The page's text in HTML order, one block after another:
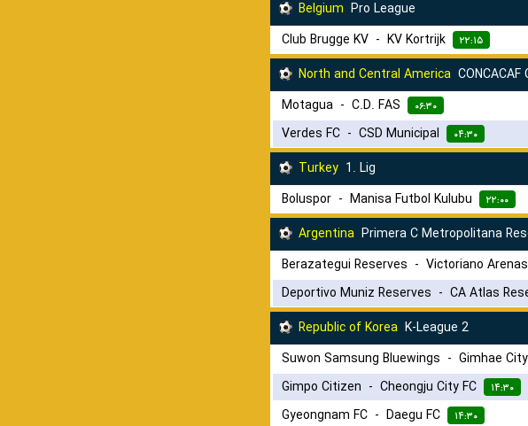
Belgium Pro League
Club Brugge KV - KV Kortrijk ۲۲:۱۵
North and Central America CONCACAF
Motagua - C.D. FAS ۰۶:۳۰
Verdes FC - CSD Municipal ۰۴:۳۰
Turkey 1. Lig
Boluspor - Manisa Futbol Kulubu ۲۲:۰۰
Argentina Primera C Metropolitana
Berazategui Reserves - Victoriano
Deportivo Muniz Reserves - CA Atlas
Republic of Korea K-League 2
Suwon Samsung Bluewings - Gimhae City
Gimpo Citizen - Cheongju City FC ۱۴:۳۰
Gyeongnam FC - Daegu FC ۱۴:۳۰